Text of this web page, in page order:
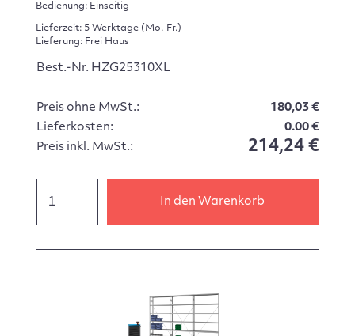
Bedienung: Einseitig
Lieferzeit: 5 Werktage (Mo.-Fr.)
Lieferung: Frei Haus
Best.-Nr. HZG25310XL
Preis ohne MwSt.:
180,03 €
Lieferkosten:
0.00 €
Preis inkl. MwSt.:
214,24 €
In den Warenkorb